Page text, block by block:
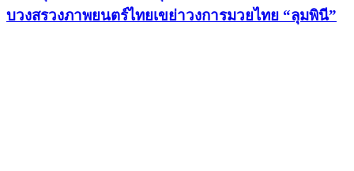
บวงสรวงภาพยนตร์ไทยเขย่าวงการมวยไทย “ลุมพินี”